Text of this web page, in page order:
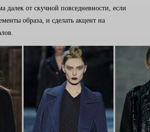
далек от скучной повседневности, если
образа, и сделать акцент на